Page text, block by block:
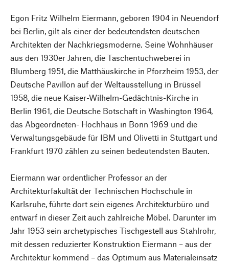
Egon Fritz Wilhelm Eiermann, geboren 1904 in Neuendorf
bei Berlin, gilt als einer der bedeutendsten deutschen
Architekten der Nachkriegsmoderne. Seine Wohnhäuser
aus den 1930er Jahren, die Taschentuchweberei in
Blumberg 1951, die Matthäuskirche in Pforzheim 1953, der
Deutsche Pavillon auf der Weltausstellung in Brüssel
1958, die neue Kaiser-Wilhelm-Gedächtnis-Kirche in
Berlin 1961, die Deutsche Botschaft in Washington 1964,
das Abgeordneten- Hochhaus in Bonn 1969 und die
Verwaltungsgebäude für IBM und Olivetti in Stuttgart und
Frankfurt 1970 zählen zu seinen bedeutendsten Bauten.
Eiermann war ordentlicher Professor an der
Architekturfakultät der Technischen Hochschule in
Karlsruhe, führte dort sein eigenes Architekturbüro und
entwarf in dieser Zeit auch zahlreiche Möbel. Darunter im
Jahr 1953 sein archetypisches Tischgestell aus Stahlrohr,
mit dessen reduzierter Konstruktion Eiermann – aus der
Architektur kommend – das Optimum aus Materialeinsatz